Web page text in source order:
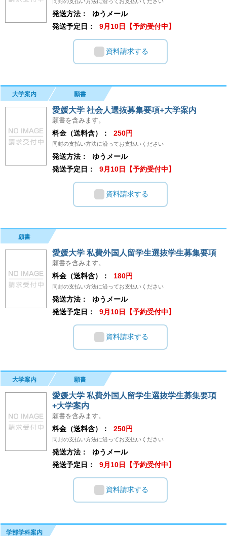
発送方法：
ゆうメール
発送予定日：
9月10日【予約受付中】
資料請求する
大学案内 願書
愛媛大学 社会人選抜募集要項+大学案内
願書を含みます。
料金（送料含）： 250円
同封の支払い方法に沿ってお支払いください
発送方法：
ゆうメール
発送予定日：
9月10日【予約受付中】
資料請求する
願書
愛媛大学 私費外国人留学生選抜学生募集要項
願書を含みます。
料金（送料含）： 180円
同封の支払い方法に沿ってお支払いください
発送方法：
ゆうメール
発送予定日：
9月10日【予約受付中】
資料請求する
大学案内 願書
愛媛大学 私費外国人留学生選抜学生募集要項
+大学案内
願書を含みます。
料金（送料含）： 250円
同封の支払い方法に沿ってお支払いください
発送方法：
ゆうメール
発送予定日：
9月10日【予約受付中】
資料請求する
学部学科案内